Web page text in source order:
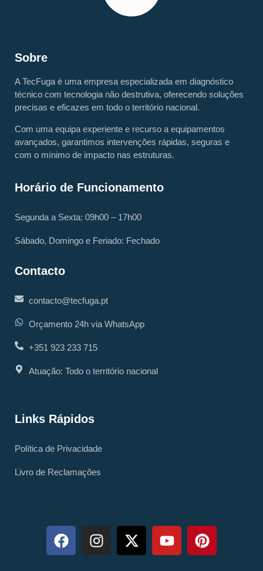
Sobre
A TecFuga é uma empresa especializada em diagnóstico
técnico com tecnologia não destrutiva, oferecendo soluções
precisas e eficazes em todo o território nacional.
Com uma equipa experiente e recurso a equipamentos
avançados, garantimos intervenções rápidas, seguras e
com o mínimo de impacto nas estruturas.
Horário de Funcionamento
Segunda a Sexta: 09h00 – 17h00
Sábado, Domingo e Feriado: Fechado
Contacto
contacto@tecfuga.pt
Orçamento 24h via WhatsApp
+351 923 233 715
Atuação: Todo o território nacional
Links Rápidos
Política de Privacidade
Livro de Reclamações